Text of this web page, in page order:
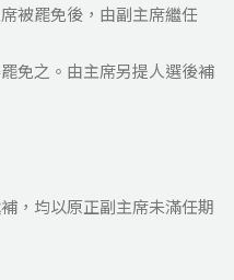
被罷免後，由副主席繼任
免之。由主席另提人選後補
，均以原正副主席未滿任期